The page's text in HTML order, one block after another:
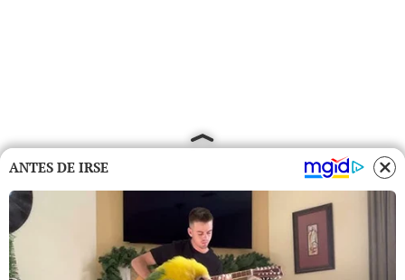
ANTES DE IRSE